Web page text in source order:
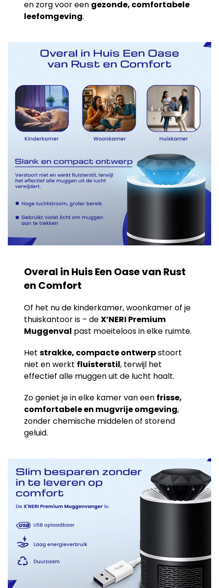
en zorg voor een gezonde, comfortabele
leefomgeving.
Overal in Huis Een Oase van Rust
en Comfort
Of het nu de kinderkamer, woonkamer of je
thuiskantoor is – deX’NERI Premium
Muggenval past moeiteloos in elke ruimte.
Hetstrakke, compacte ontwerpstoort
niet en werkt fluisterstil, terwijl het
effectief alle muggen uit de lucht haalt.
Zo geniet je in elke kamer van een frisse,
comfortabele en mugvrije omgeving,
zonder chemische middelen of storend
geluid.